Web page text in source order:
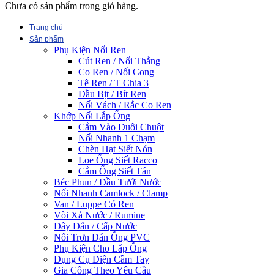
Chưa có sản phẩm trong giỏ hàng.
Trang chủ
Sản phẩm
Phụ Kiện Nối Ren
Cút Ren / Nối Thẳng
Co Ren / Nối Cong
Tê Ren / T Chia 3
Đầu Bịt / Bít Ren
Nối Vách / Rắc Co Ren
Khớp Nối Lắp Ống
Cắm Vào Đuôi Chuột
Nối Nhanh 1 Chạm
Chèn Hạt Siết Nón
Loe Ống Siết Racco
Cắm Ống Siết Tán
Béc Phun / Đầu Tưới Nước
Nối Nhanh Camlock / Clamp
Van / Luppe Có Ren
Vòi Xả Nước / Rumine
Dây Dẫn / Cấp Nước
Nối Trơn Dán Ống PVC
Phụ Kiện Cho Lắp Ống
Dụng Cụ Điện Cầm Tay
Gia Công Theo Yêu Cầu